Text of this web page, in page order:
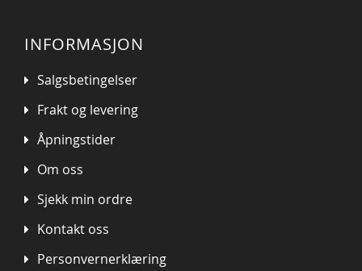
INFORMASJON
Salgsbetingelser
Frakt og levering
Åpningstider
Om oss
Sjekk min ordre
Kontakt oss
Personvernerklæring